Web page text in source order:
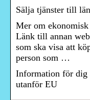
Sälja tjänster till
Mer om
Länk till annan
som ska visa att
person som …
Information för dig
utanför EU